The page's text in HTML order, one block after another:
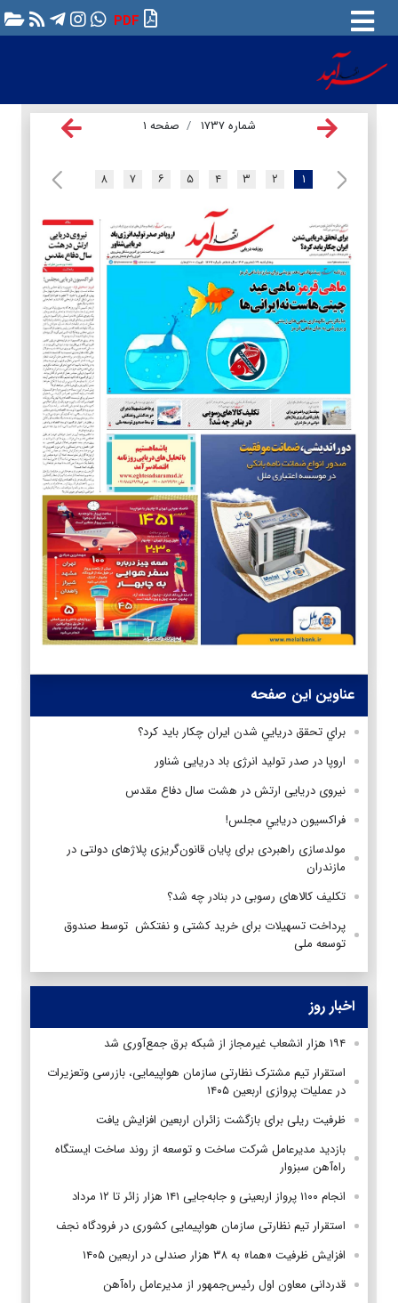
PDF
شماره ۱۷۳۷ صفحه ۱
۱ ۲ ۳ ۴ ۵ ۶ ۷ ۸
عناوین این صفحه
براي تحقق دريايي شدن ايران چکار باید کرد؟
اروپا در صدر تولید انرژی باد دریایی شناور
نیروی دریایی ارتش در هشت سال دفاع مقدس
فراكسيون دريايي مجلس!
مولدسازی راهبردی برای پایان قانون‌گریزی پلاژهای دولتی در
مازندران
تکلیف کالاهای رسوبی در بنادر چه شد؟
پرداخت تسهیلات برای خرید کشتی و نفتکش توسط صندوق
توسعه ملی
اخبار روز
۱۹۴ هزار انشعاب غیرمجاز از شبکه برق جمع‌آوری شد
استقرار تیم مشترک نظارتی سازمان هواپیمایی، بازرسی وتعزیرات
در عملیات پروازی اربعین ۱۴۰۵
ظرفیت ریلی برای بازگشت زائران اربعین افزایش یافت
بازدید مدیرعامل شرکت ساخت و توسعه از روند ساخت ایستگاه
راه‌آهن سبزوار
انجام ۱۱۰۰ پرواز اربعینی و جابه‌جایی ۱۴۱ هزار زائر تا ۱۲ مرداد
استقرار تیم‌ نظارتی سازمان هواپیمایی کشوری در فرودگاه نجف
افزایش ظرفیت «هما» به ۳۸ هزار صندلی در اربعین ۱۴۰۵
قدردانی معاون اول رئیس‌جمهور از مدیرعامل راه‌آهن